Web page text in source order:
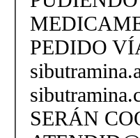
PEDIDO
SERÁN